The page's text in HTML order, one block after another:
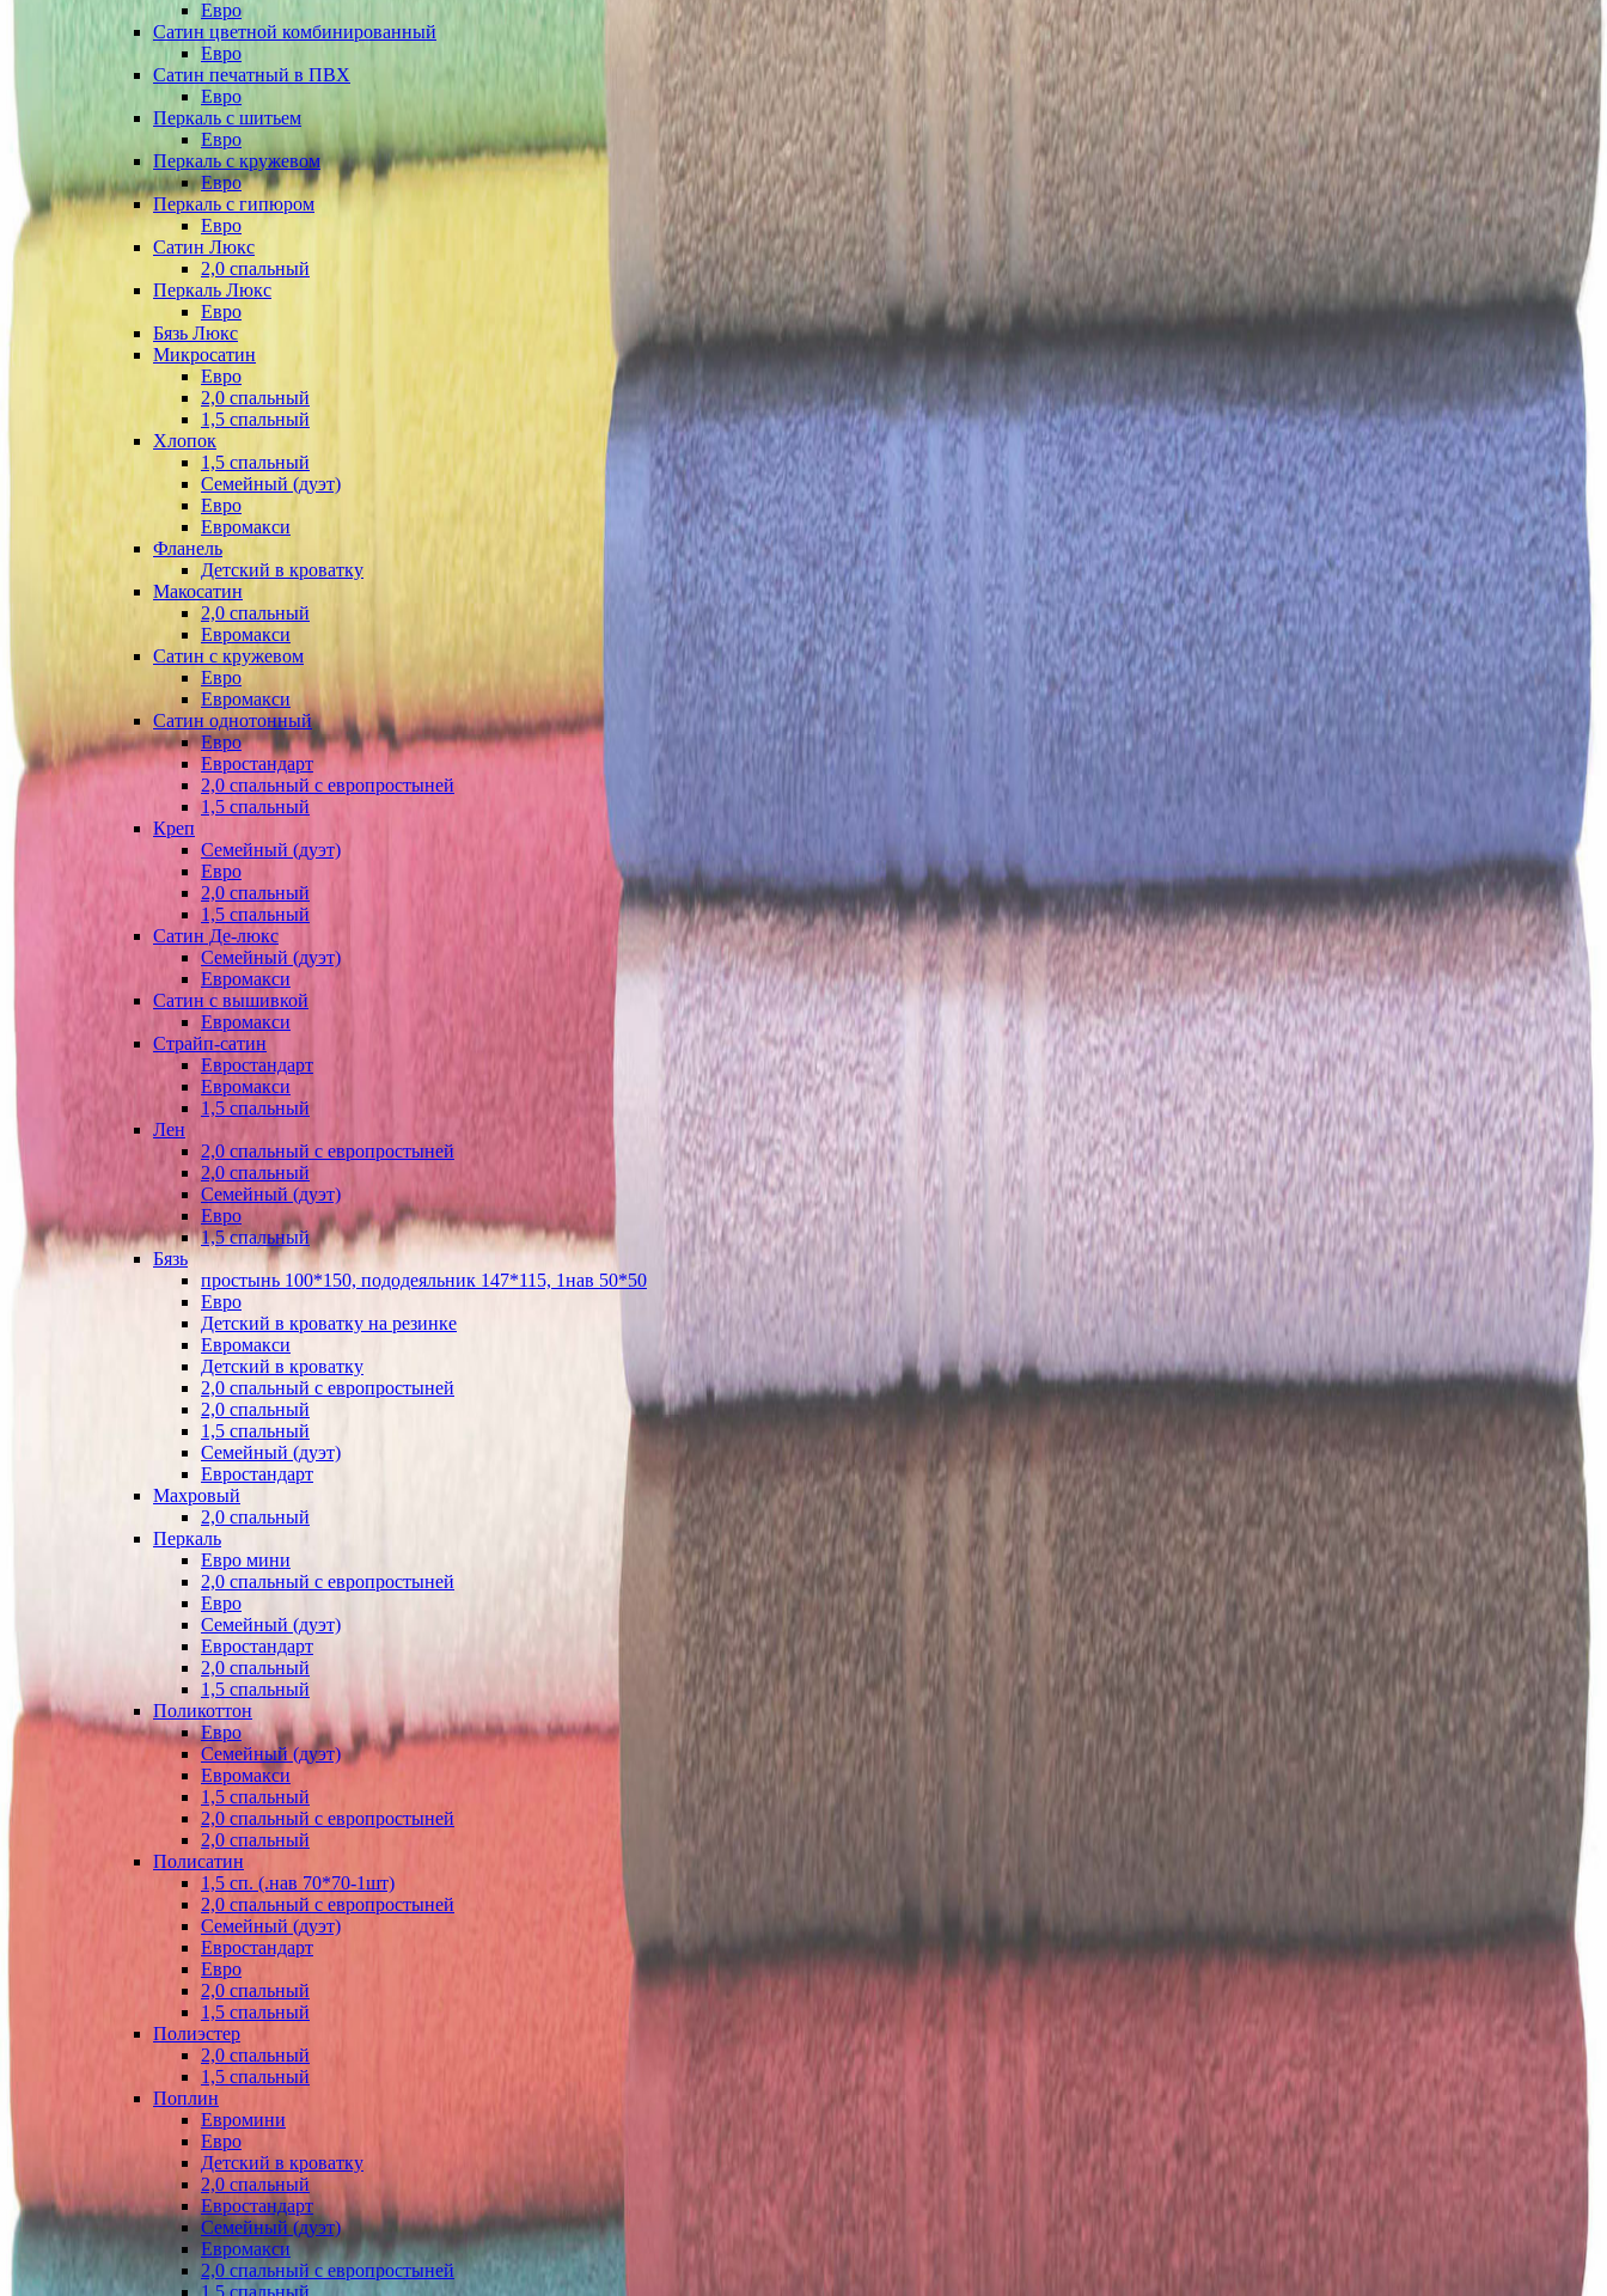
Евро
Сатин цветной комбинированный
Евро
Сатин печатный в ПВХ
Евро
Перкаль с шитьем
Евро
Перкаль с кружевом
Евро
Перкаль с гипюром
Евро
Сатин Люкс
2,0 спальный
Перкаль Люкс
Евро
Бязь Люкс
Микросатин
Евро
2,0 спальный
1,5 спальный
Хлопок
1,5 спальный
Семейный (дуэт)
Евро
Евромакси
Фланель
Детский в кроватку
Макосатин
2,0 спальный
Евромакси
Сатин с кружевом
Евро
Евромакси
Сатин однотонный
Евро
Евростандарт
2,0 спальный с европростыней
1,5 спальный
Креп
Семейный (дуэт)
Евро
2,0 спальный
1,5 спальный
Сатин Де-люкс
Семейный (дуэт)
Евромакси
Сатин с вышивкой
Евромакси
Страйп-сатин
Евростандарт
Евромакси
1,5 спальный
Лен
2,0 спальный с европростыней
2,0 спальный
Семейный (дуэт)
Евро
1,5 спальный
Бязь
простынь 100*150, пододеяльник 147*115, 1нав 50*50
Евро
Детский в кроватку на резинке
Евромакси
Детский в кроватку
2,0 спальный с европростыней
2,0 спальный
1,5 спальный
Семейный (дуэт)
Евростандарт
Махровый
2,0 спальный
Перкаль
Евро мини
2,0 спальный с европростыней
Евро
Семейный (дуэт)
Евростандарт
2,0 спальный
1,5 спальный
Поликоттон
Евро
Семейный (дуэт)
Евромакси
1,5 спальный
2,0 спальный с европростыней
2,0 спальный
Полисатин
1,5 сп. (.нав 70*70-1шт)
2,0 спальный с европростыней
Семейный (дуэт)
Евростандарт
Евро
2,0 спальный
1,5 спальный
Полиэстер
2,0 спальный
1,5 спальный
Поплин
Евромини
Евро
Детский в кроватку
2,0 спальный
Евростандарт
Семейный (дуэт)
Евромакси
2,0 спальный с европростыней